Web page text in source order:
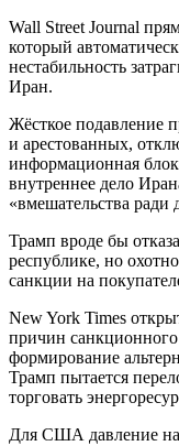
Wall Street Journal
который
нестабильность
Иран.
Жёсткое подавление
и арестованных,
информационная
внутреннее дело
«вмешательства ради
Трамп вроде бы
республике, но
санкции на
New York Times
причин
формирование
Трамп пытается
торговать
Для США давление на